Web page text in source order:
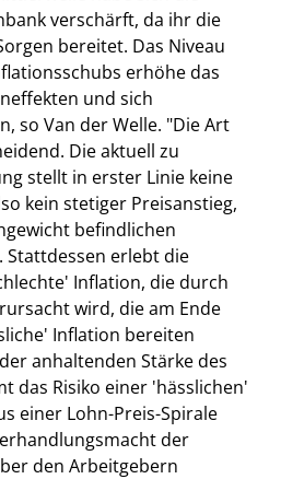
verschärft, da ihr die
bereitet. Das Niveau
erhöhe das
und sich
so Van der Welle. "Die Art
Die aktuell zu
stellt in erster Linie keine
kein stetiger Preisanstieg,
befindlichen
erlebt die
Inflation, die durch
wird, die am Ende
Inflation bereiten
anhaltenden Stärke des
das Risiko einer 'hässlichen'
einer Lohn-Preis-Spirale
der
den Arbeitgebern